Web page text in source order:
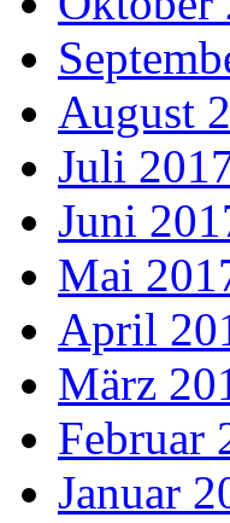
August
Juli
Juni
Mai
April
März
Februar
Januar